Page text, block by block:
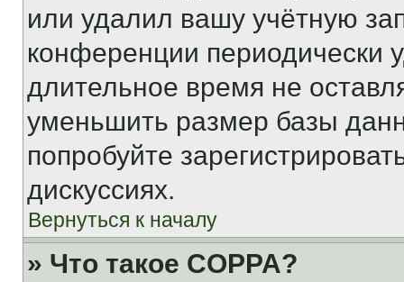
или удалил вашу учётную
конференции периодически
длительное время не
уменьшить размер базы
попробуйте
дискуссиях.
Вернуться к началу
» Что такое COPPA?